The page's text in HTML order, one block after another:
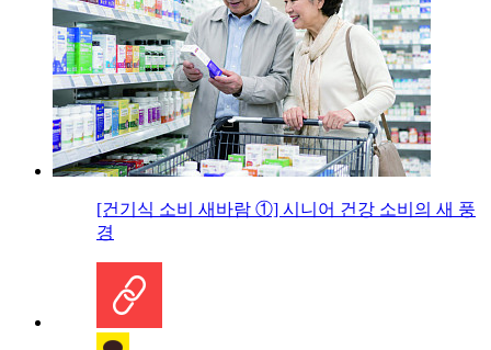
[건기식 소비 새바람 ①] 시니어 건강 소비의 새 풍
경